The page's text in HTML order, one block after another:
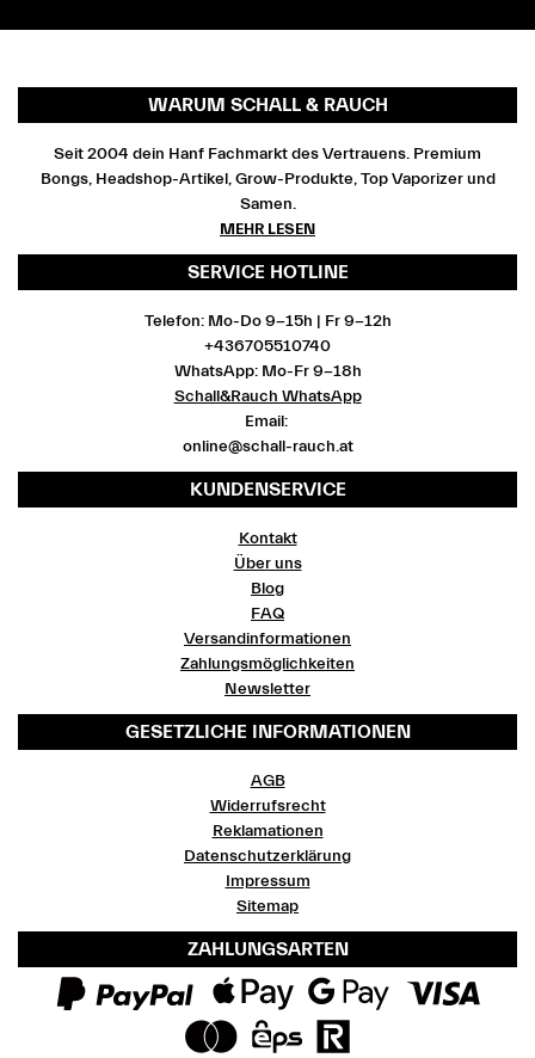
WARUM SCHALL & RAUCH
Seit 2004 dein Hanf Fachmarkt des Vertrauens. Premium
Bongs, Headshop-Artikel, Grow-Produkte, Top Vaporizer und
Samen.
MEHR LESEN
SERVICE HOTLINE
Telefon: Mo-Do 9-15h | Fr 9-12h
+436705510740
WhatsApp: Mo-Fr 9-18h
Schall&Rauch WhatsApp
Email:
online@schall-rauch.at
KUNDENSERVICE
Kontakt
Über uns
Blog
FAQ
Versandinformationen
Zahlungsmöglichkeiten
Newsletter
GESETZLICHE INFORMATIONEN
AGB
Widerrufsrecht
Reklamationen
Datenschutzerklärung
Impressum
Sitemap
ZAHLUNGSARTEN